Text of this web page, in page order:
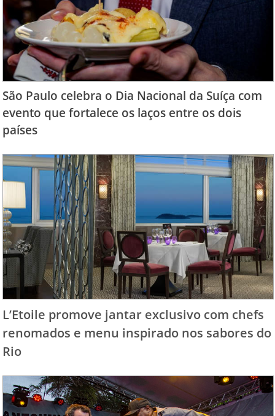
São Paulo celebra o Dia Nacional da Suíça com
evento que fortalece os laços entre os dois
países
L’Etoile promove jantar exclusivo com chefs
renomados e menu inspirado nos sabores do
Rio